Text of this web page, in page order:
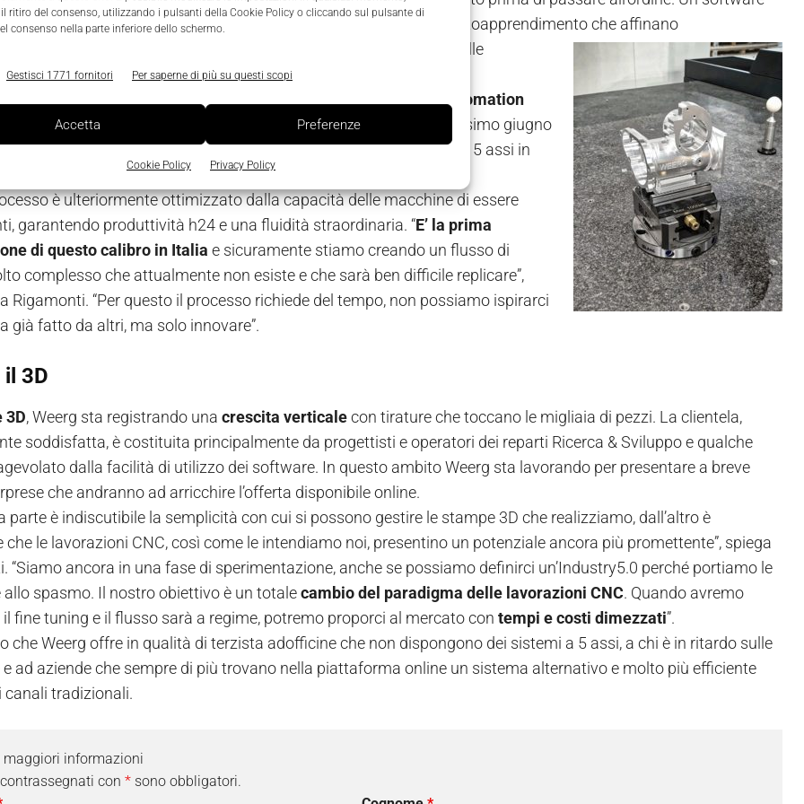
ritiro del consenso, utilizzando i pulsanti della Cookie Policy o cliccando sul pulsante di
consenso nella parte inferiore dello schermo.
Gestisci 1771 fornitori Per saperne di più su questi scopi
Accetta Preferenze
Cookie Policy Privacy Policy
su cui Weerg sta lavorando da tempo, puntando su sistemi di autoapprendimento che affinano
le quotazioni di volta in volta in base ai reali tempi richiesti dalle
già effettuate.
la prima linea di 5 Hermle C42U in full automation
da un robot e supervisionata da un unico operatore. Entro il prossimo giugno
la seconda automazione per gli altri 5 centri di lavoroHermlea 5 assi in
è ulteriormente ottimizzato dalla capacità delle macchine di essere
garantendo produttività h24 e una fluidità straordinaria. “E’ la prima
di questo calibro in Italia e sicuramente stiamo creando un flusso di
complesso che attualmente non esiste e che sarà ben difficile replicare”,
Rigamonti. “Per questo il processo richiede del tempo, non possiamo ispirarci
già fatto da altri, ma solo innovare”.
il 3D
3D, Weerg sta registrando una crescita verticalecon tirature che toccano le migliaia di pezzi. La clientela,
soddisfatta, è costituita principalmente da progettisti e operatori dei reparti Ricerca & Sviluppo e qualche
dalla facilità di utilizzo dei software. In questo ambito Weerg sta lavorando per presentare a breve
che andranno ad arricchire l’offerta disponibile online.
parte è indiscutibile la semplicità con cui si possono gestire le stampe 3D che realizziamo, dall’altro è
che le lavorazioni CNC, così come le intendiamo noi, presentino un potenziale ancora più promettente”, spiega
“Siamo ancora in una fase di sperimentazione, anche se possiamo definirci un’Industry5.0 perché portiamo le
allo spasmo. Il nostro obiettivo è un totalecambio del paradigma delle lavorazioni CNC. Quando avremo
fine tuning e il flusso sarà a regime, potremo proporci al mercato con tempi e costi dimezzati”.
che Weerg offre in qualità di terzista adofficine che non dispongono dei sistemi a 5 assi, a chi è in ritardo sulle
e ad aziende che sempre di più trovano nella piattaforma online un sistema alternativo e molto più efficiente
canali tradizionali.
maggiori informazioni
con * sono obbligatori.